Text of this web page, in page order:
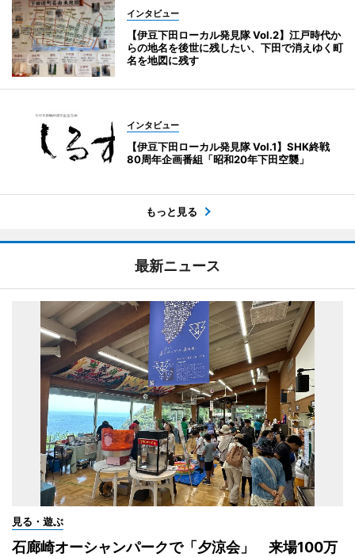
インタビュー
【伊豆下田ローカル発見隊 Vol.2】江戸時代か
らの地名を後世に残したい、下田で消えゆく町
名を地図に残す
インタビュー
【伊豆下田ローカル発見隊 Vol.1】SHK終戦
80周年企画番組「昭和20年下田空襲」
もっと見る
最新ニュース
見る・遊ぶ
石廊崎オーシャンパークで「夕涼会」 来場100万